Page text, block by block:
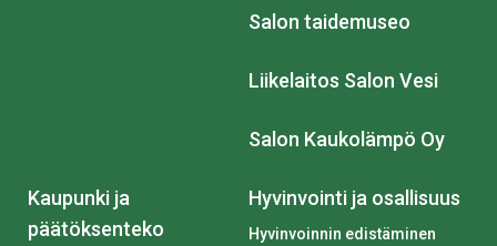
Salon taidemuseo
Liikelaitos Salon Vesi
Salon Kaukolämpö Oy
Kaupunki ja
päätöksenteko
Hyvinvointi ja osallisuus
Hyvinvoinnin edistäminen